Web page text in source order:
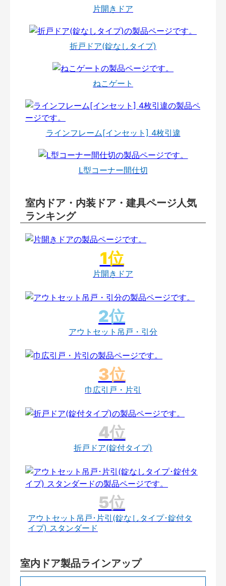
片開きドア
折戸ドア(錠なしタイプ)
ねこゲート
ラインフレーム[インセット] 4枚引違
L型コーナー間仕切
室内ドア・内装ドア・建具ページ人気
ランキング
片開きドア
アウトセット吊戸・引分
巾広引戸・片引
折戸ドア(錠付タイプ)
アウトセット吊戸･片引(錠なしタイプ･錠付タ
イプ) スタンダード
室内ドア製品ラインアップ